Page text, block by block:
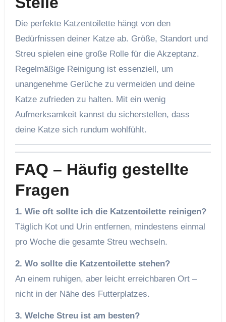
Die perfekte Katzentoilette hängt von den
Bedürfnissen deiner Katze ab. Größe, Standort und
Streu spielen eine große Rolle für die Akzeptanz.
Regelmäßige Reinigung ist essenziell, um
unangenehme Gerüche zu vermeiden und deine
Katze zufrieden zu halten. Mit ein wenig
Aufmerksamkeit kannst du sicherstellen, dass
deine Katze sich rundum wohlfühlt.
FAQ – Häufig gestellte
Fragen
1. Wie oft sollte ich die Katzentoilette reinigen?
Täglich Kot und Urin entfernen, mindestens einmal
pro Woche die gesamte Streu wechseln.
2. Wo sollte die Katzentoilette stehen?
An einem ruhigen, aber leicht erreichbaren Ort –
nicht in der Nähe des Futterplatzes.
3. Welche Streu ist am besten?